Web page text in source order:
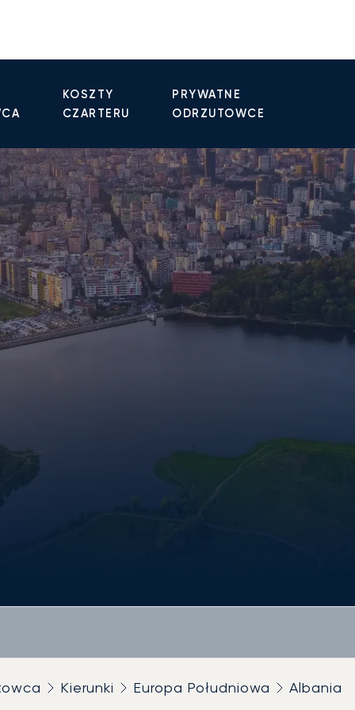
KOSZTY
CZARTERU
PRYWATNE
ODRZUTOWCE
Kierunki Europa Południowa Albania